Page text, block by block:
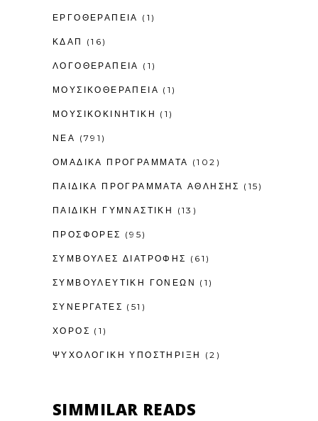
ΕΡΓΟΘΕΡΑΠΕΊΑ (1)
ΚΔΑΠ (16)
ΛΟΓΟΘΕΡΑΠΕΊΑ (1)
ΜΟΥΣΙΚΟΘΕΡΑΠΕΊΑ (1)
ΜΟΥΣΙΚΟΚΙΝΗΤΙΚΉ (1)
ΝΕΑ (791)
ΟΜΑΔΙΚΑ ΠΡΟΓΡΑΜΜΑΤΑ (102)
ΠΑΙΔΙΚΆ ΠΡΟΓΡΆΜΜΑΤΑ ΆΘΛΗΣΗΣ (15)
ΠΑΙΔΙΚΉ ΓΥΜΝΑΣΤΙΚΉ (13)
ΠΡΟΣΦΟΡΕΣ (95)
ΣΥΜΒΟΥΛΕΣ ΔΙΑΤΡΟΦΗΣ (61)
ΣΥΜΒΟΥΛΕΥΤΙΚΉ ΓΟΝΈΩΝ (1)
ΣΥΝΕΡΓΑΤΕΣ (51)
ΧΟΡΟΣ (1)
ΨΥΧΟΛΟΓΙΚΉ ΥΠΟΣΤΉΡΙΞΗ (2)
SIMMILAR READS